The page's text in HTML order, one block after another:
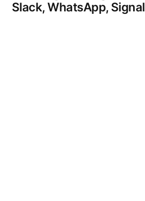
Slack, WhatsApp, Signal